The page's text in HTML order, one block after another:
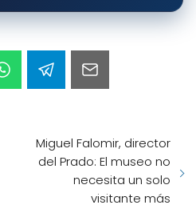
Miguel Falomir, director
del Prado: El museo no
necesita un solo
visitante más